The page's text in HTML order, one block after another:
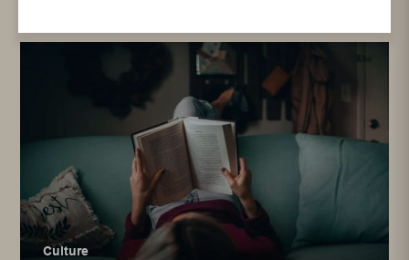
Culture